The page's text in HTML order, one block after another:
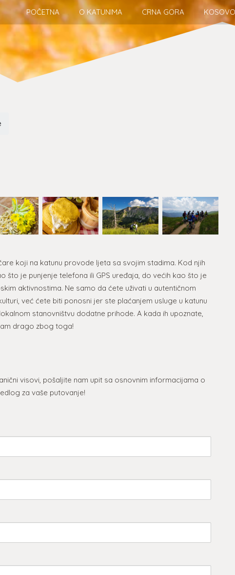
POČETNA O KATUNIMA CRNA GORA KOSOVO
koji na katunu provode ljeta sa svojim stadima. Kod njih
što je punjenje telefona ili GPS uređaja, do većih kao što je
aktivnostima. Ne samo da ćete uživati u autentičnom
već ćete biti ponosni jer ste plaćanjem usluge u katunu
stanovništvu dodatne prihode. A kada ih upoznate,
drago zbog toga!
visovi, pošaljite nam upit sa osnovnim informacijama o
za vaše putovanje!